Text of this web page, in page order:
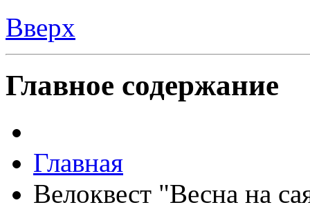
Вверх
Главное содержание
Главная
Велоквест "Весна на